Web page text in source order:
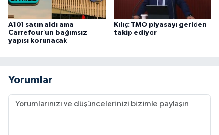
A101 satın aldı ama
Carrefour’un bağımsız
yapısı korunacak
Kılıç: TMO piyasayı geriden
takip ediyor
Yorumlar